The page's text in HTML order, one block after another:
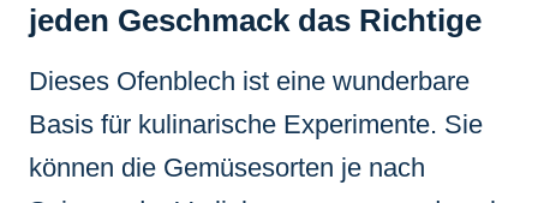
jeden Geschmack das Richtige
Dieses Ofenblech ist eine wunderbare
Basis für kulinarische Experimente. Sie
können die Gemüsesorten je nach